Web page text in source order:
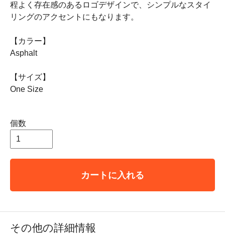
程よく存在感のあるロゴデザインで、シンプルなスタイ
リングのアクセントにもなります。
【カラー】
Asphalt
【サイズ】
One Size
個数
カートに入れる
その他の詳細情報